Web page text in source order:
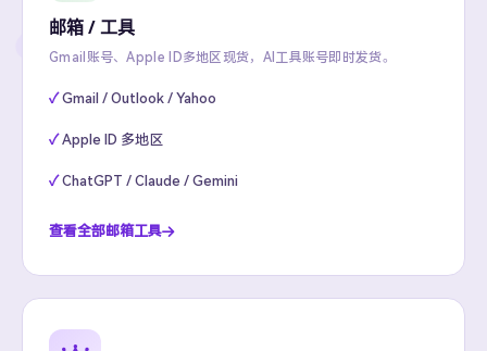
邮箱 / 工具
Gmail账号、Apple ID多地区现货，AI工具账号即时发货。
Gmail / Outlook / Yahoo
Apple ID 多地区
ChatGPT / Claude / Gemini
查看全部邮箱工具